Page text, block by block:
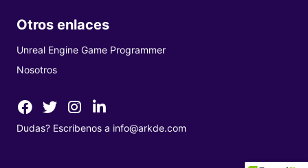
Otros enlaces
Unreal Engine Game Programmer
Nosotros
Dudas? Escribenos a info@arkde.com